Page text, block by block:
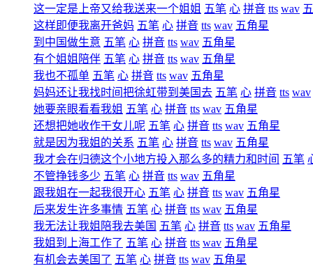
这一定是上帝又给我送来一个姐姐 五笔 心 拼音 tts wav
这样即便我离开爸妈 五笔 心 拼音 tts wav 五角星
到中国做生意 五笔 心 拼音 tts wav 五角星
有个姐姐陪伴 五笔 心 拼音 tts wav 五角星
我也不孤单 五笔 心 拼音 tts wav 五角星
妈妈还让我找时间把徐虹带到美国去 五笔 心 拼音 tts wav
她要亲眼看看我姐 五笔 心 拼音 tts wav 五角星
还想把她收作干女儿呢 五笔 心 拼音 tts wav 五角星
就是因为我姐的关系 五笔 心 拼音 tts wav 五角星
我才会在归德这个小地方投入那么多的精力和时间 五笔
不管挣钱多少 五笔 心 拼音 tts wav 五角星
跟我姐在一起我很开心 五笔 心 拼音 tts wav 五角星
后来发生许多事情 五笔 心 拼音 tts wav 五角星
我无法让我姐陪我去美国 五笔 心 拼音 tts wav 五角星
我姐到上海工作了 五笔 心 拼音 tts wav 五角星
有机会去美国了 五笔 心 拼音 tts wav 五角星